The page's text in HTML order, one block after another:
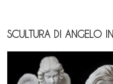
SCULTURA DI ANGELO